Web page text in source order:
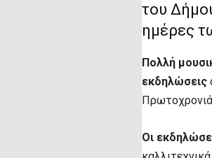
του
ημέρες
Πολλή
εκδηλώσεις
Οι